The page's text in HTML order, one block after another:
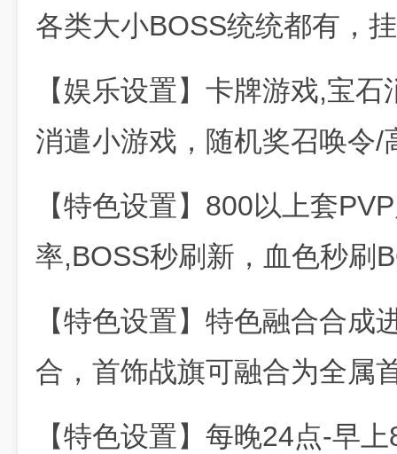
各类大小BOSS统统都有，
【娱乐设置】卡牌游戏,宝
消遣小游戏，随机奖召唤令/
【特色设置】800以上套
率,BOSS秒刷新，血色秒刷
【特色设置】特色融合合成
合，首饰战旗可融合为全属
【特色设置】每晚24点-早